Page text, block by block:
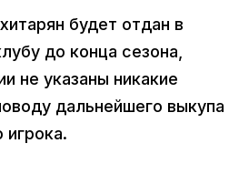
будет отдан в
до конца сезона,
не указаны никакие
дальнейшего выкупа
игрока.